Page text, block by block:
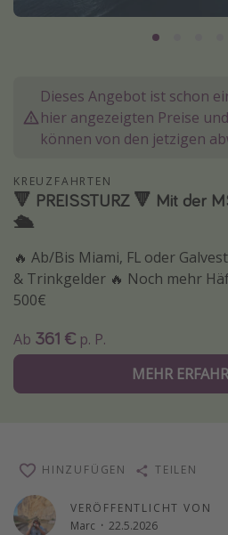
Lombardei
Reisethemen
Städtereisen
Strandurlaub
Wellnessurlaub
Abenteuerurlaub
Kurzurlaub
Skiurlaub
Weitere Themen
Digital Nomad Tipps
Beste Reiseziele 20225
Dieses Angebot ist schon
hier angezeigten Preise
können von den jetzigen
KREUZFAHRTEN
🔻 PREISSTURZ 🔻 Mit der
🛳️
🔥 Ab/Bis Miami, FL oder
& Trinkgelder 🔥 Noch mehr
500€
Ab 361 € p. P.
MEHR
VERÖFFENTLICHT VON
Marc · 22.5.2026
HINZUFÜGEN TEILEN